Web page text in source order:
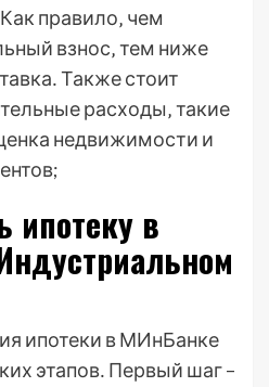
правило‚ чем
взнос‚ тем ниже
Также стоит
расходы‚ такие
недвижимости и
ипотеку в
ипотеки в МИнБанке
этапов․ Первый шаг –